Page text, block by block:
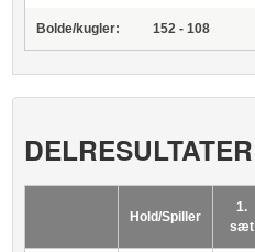
Bolde/kugler: 152 - 108
DELRESULTATER
Hold/Spiller
1.
sæt